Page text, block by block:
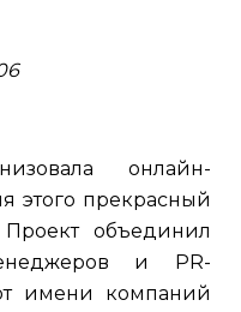
онлайн-
этого прекрасный
объединил
и PR-
имени компаний